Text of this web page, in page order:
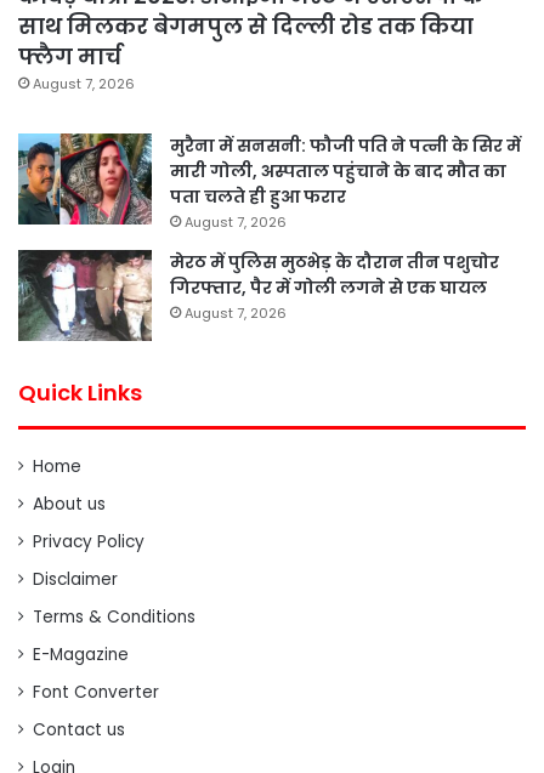
साथ मिलकर बेगमपुल से दिल्ली रोड तक किया
फ्लैग मार्च
August 7, 2026
मुरैना में सनसनी: फौजी पति ने पत्नी के सिर में
मारी गोली, अस्पताल पहुंचाने के बाद मौत का
पता चलते ही हुआ फरार
August 7, 2026
मेरठ में पुलिस मुठभेड़ के दौरान तीन पशुचोर
गिरफ्तार, पैर में गोली लगने से एक घायल
August 7, 2026
Quick Links
Home
About us
Privacy Policy
Disclaimer
Terms & Conditions
E-Magazine
Font Converter
Contact us
Login